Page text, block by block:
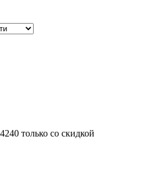
только со скидкой